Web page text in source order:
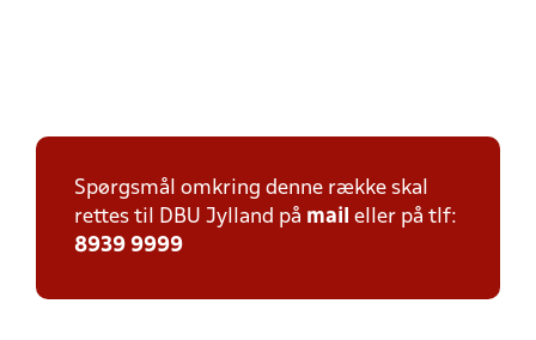
Spørgsmål omkring denne række skal
rettes til DBU Jylland på mail eller på tlf:
8939 9999